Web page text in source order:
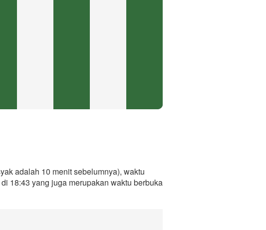
adalah 10 menit sebelumnya), waktu
18:43 yang juga merupakan waktu berbuka